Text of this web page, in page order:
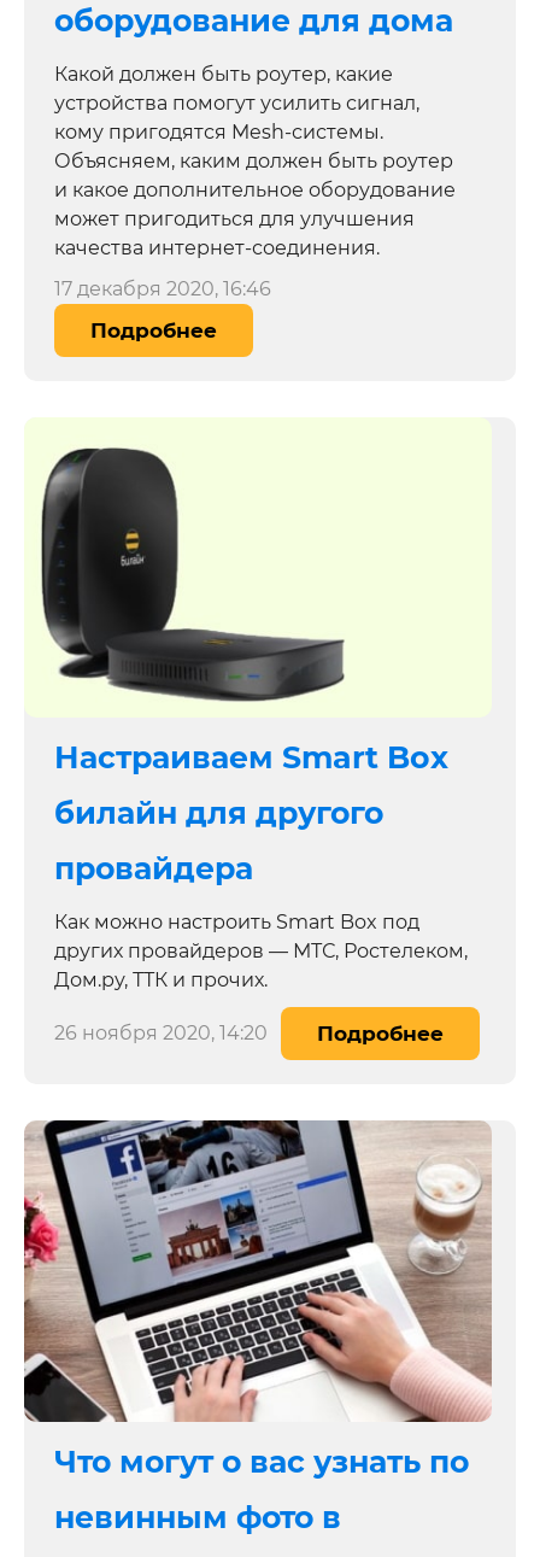
оборудование для дома
Какой должен быть роутер, какие
устройства помогут усилить сигнал,
кому пригодятся Mesh-системы.
Объясняем, каким должен быть роутер
и какое дополнительное оборудование
может пригодиться для улучшения
качества интернет-соединения.
17 декабря 2020, 16:46
Подробнее
Настраиваем Smart Box
билайн для другого
провайдера
Как можно настроить Smart Box под
других провайдеров — МТС, Ростелеком,
Дом.ру, ТТК и прочих.
26 ноября 2020, 14:20 Подробнее
Что могут о вас узнать по
невинным фото в